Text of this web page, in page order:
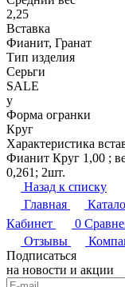
2,25
Вставка
Фианит, Гранат
Тип изделия
Серьги
SALE
y
Форма огранки
Круг
Характеристика
Фианит Круг 1,00 ;
0,261; 2шт.
Назад к списку
Главная
Кабинет
0
Отзывы
Подписаться
на новости и акции